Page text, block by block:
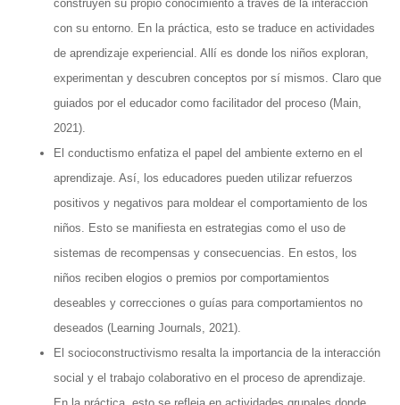
construyen su propio conocimiento a través de la interacción
con su entorno. En la práctica, esto se traduce en actividades
de aprendizaje experiencial. Allí es donde los niños exploran,
experimentan y descubren conceptos por sí mismos. Claro que
guiados por el educador como facilitador del proceso (Main,
2021).
El conductismo enfatiza el papel del ambiente externo en el
aprendizaje. Así, los educadores pueden utilizar refuerzos
positivos y negativos para moldear el comportamiento de los
niños. Esto se manifiesta en estrategias como el uso de
sistemas de recompensas y consecuencias. En estos, los
niños reciben elogios o premios por comportamientos
deseables y correcciones o guías para comportamientos no
deseados (Learning Journals, 2021).
El socioconstructivismo resalta la importancia de la interacción
social y el trabajo colaborativo en el proceso de aprendizaje.